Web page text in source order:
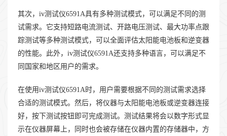
其次，iv测试仪6591A具有多种测试模式，可以满足不同的测
试需求。它支持短路电流测试、开路电压测试、最大功率点跟
踪测试等多种测试模式，可以全面评估太阳能电池板和逆变器
的性能。此外，iv测试仪6591A还支持多种语言，可以满足不
同国家和地区用户的需求。
在使用iv测试仪6591A时，用户需要根据不同的测试需求选择
合适的测试模式。然后，将仪器与太阳能电池板或逆变器连接
好，按下测试按钮即可完成测试。测试结果将会以数字形式显
示在仪器屏幕上，同时也会被存储在仪器内置的存储器中，方